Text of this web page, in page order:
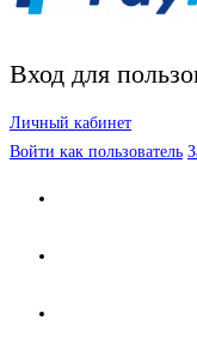
Вход для
Личный кабинет
Войти как пользователь